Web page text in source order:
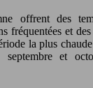
offrent des
fréquentées et
la plus
et